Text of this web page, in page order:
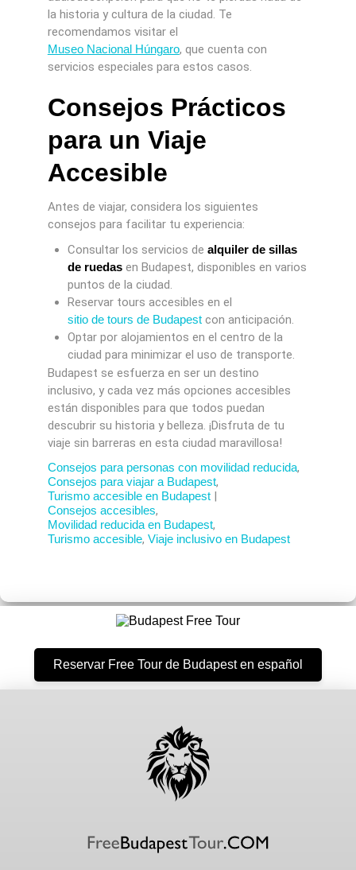
la historia y cultura de la ciudad. Te
recomendamos visitar el
Museo Nacional Húngaro, que cuenta con
servicios especiales para estos casos.
Consejos Prácticos
para un Viaje
Accesible
Antes de viajar, considera los siguientes
consejos para facilitar tu experiencia:
Consultar los servicios de alquiler de sillas
de ruedasen Budapest, disponibles en varios
puntos de la ciudad.
Reservar tours accesibles en el
sitio de tours de Budapestcon anticipación.
Optar por alojamientos en el centro de la
ciudad para minimizar el uso de transporte.
Budapest se esfuerza en ser un destino
inclusivo, y cada vez más opciones accesibles
están disponibles para que todos puedan
descubrir su historia y belleza. ¡Disfruta de tu
viaje sin barreras en esta ciudad maravillosa!
Consejos para personas con movilidad reducida,
Consejos para viajar a Budapest,
Turismo accesible en Budapest|
Consejos accesibles,
Movilidad reducida en Budapest,
Turismo accesible, Viaje inclusivo en Budapest
Reservar Free Tour de Budapest en español